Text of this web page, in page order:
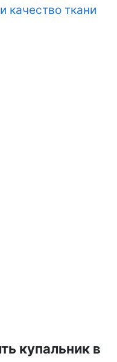
качество ткани
купальник в